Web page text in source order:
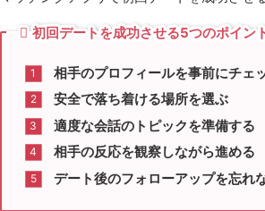
初回デートを成功させる5つのポイン
相手のプロフィールを事前にチェ
安全で落ち着ける場所を選ぶ
適度な会話のトピックを準備する
相手の反応を観察しながら進める
デート後のフォローアップを忘れ